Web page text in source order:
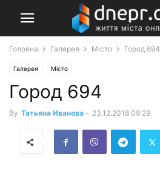
Головна Галерея Місто Город 694
Галерея Місто
Город 694
By Татьяна Иванова - 23.12.2018 09:29